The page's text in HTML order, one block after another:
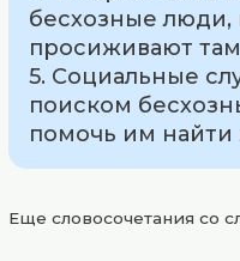
бесхозные люди,
просиживают
5. Социальные
поиском
помочь им найти
Еще словосочетания со